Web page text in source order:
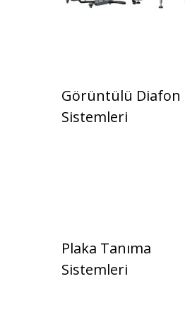
Görüntülü Diafon
Sistemleri
Plaka Tanıma
Sistemleri